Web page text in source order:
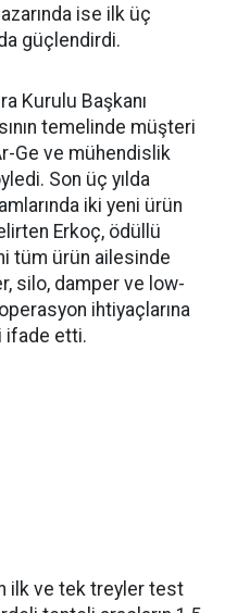
ise ilk üç
güçlen­dirdi.
Kurulu Başkanı
teme­linde müşteri
Ge ve mühendislik
Son üç yılda
iki yeni ürün
Erkoç, ödüllü
tüm ürün ailesinde
silo, damper ve low­
ihtiyaçlarına
ifade etti.
ilk ve tek treyler test